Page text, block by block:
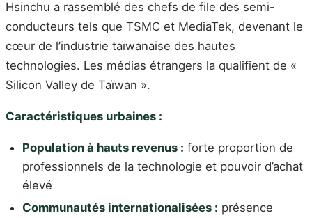
Hsinchu a rassemblé des chefs de file des semi-
conducteurs tels que TSMC et MediaTek, devenant le
cœur de l’industrie taïwanaise des hautes
technologies. Les médias étrangers la qualifient de «
Silicon Valley de Taïwan ».
Caractéristiques urbaines :
Population à hauts revenus : forte proportion de
professionnels de la technologie et pouvoir d’achat
élevé
Communautés internationalisées : présence